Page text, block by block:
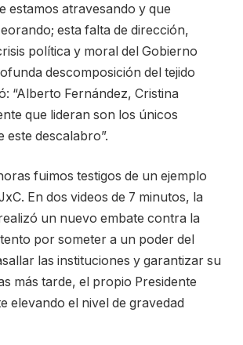
estamos atravesando y que
esta falta de dirección,
política y moral del Gobierno
descomposición del tejido
“Alberto Fernández, Cristina
que lideran son los únicos
este descalabro”.
fuimos testigos de un ejemplo
En dos videos de 7 minutos, la
un nuevo embate contra la
por someter a un poder del
las instituciones y garantizar su
más tarde, el propio Presidente
elevando el nivel de gravedad